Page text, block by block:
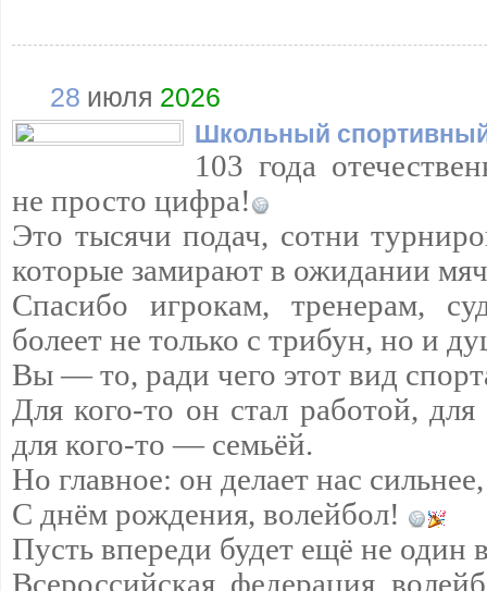
28 июля 2026
Школьный
103 года
не просто цифра!
Это тысячи подач, сотни
которые замирают в ожидании
Спасибо игрокам, тренерам,
болеет не только с трибун, но и
Вы — то, ради чего этот вид
Для кого-то он стал работой,
для кого-то — семьёй.
Но главное: он делает нас
С днём рождения, волейбол!
Пусть впереди будет ещё не один
Всероссийская федерация